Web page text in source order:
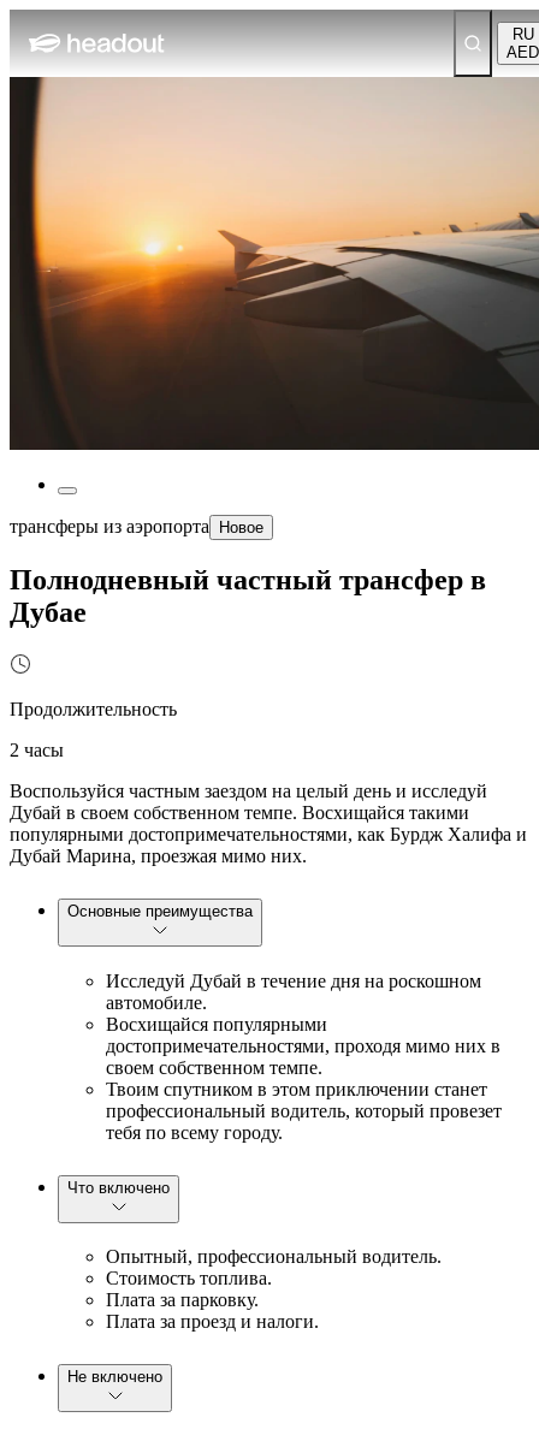
RU
AED
трансферы из аэропорта Новое
Полнодневный частный трансфер в
Дубае
Продолжительность
2 часы
Воспользуйся частным заездом на целый день и исследуй
Дубай в своем собственном темпе. Восхищайся такими
популярными достопримечательностями, как Бурдж Халифа и
Дубай Марина, проезжая мимо них.
Основные преимущества
Исследуй Дубай в течение дня на роскошном
автомобиле.
Восхищайся популярными
достопримечательностями, проходя мимо них в
своем собственном темпе.
Твоим спутником в этом приключении станет
профессиональный водитель, который провезет
тебя по всему городу.
Что включено
Опытный, профессиональный водитель.
Стоимость топлива.
Плата за парковку.
Плата за проезд и налоги.
Не включено